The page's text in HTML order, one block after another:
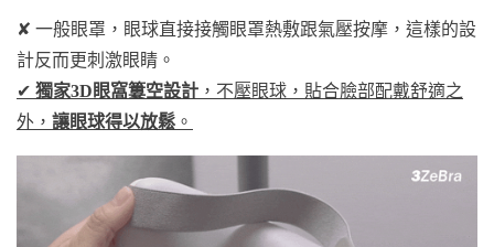
✘ 一般眼罩，眼球直接接觸眼罩熱敷跟氣壓按摩，這樣的設
計反而更刺激眼睛。
✔ 獨家3D眼窩簍空設計 ，不壓眼球，貼合臉部配戴舒適之
外， 讓眼球得以放鬆 。